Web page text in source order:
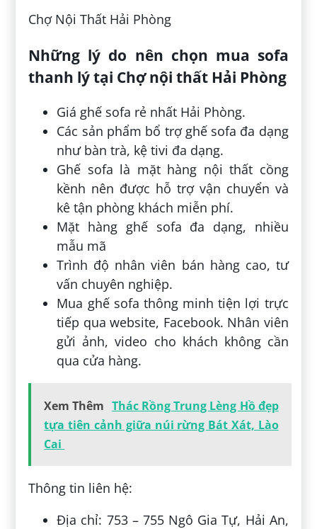
Chợ Nội Thất Hải Phòng
Những lý do nên chọn mua sofa
thanh lý tại Chợ nội thất Hải Phòng
Giá ghế sofa rẻ nhất Hải Phòng.
Các sản phẩm bổ trợ ghế sofa đa dạng
như bàn trà, kệ tivi đa dạng.
Ghế sofa là mặt hàng nội thất cồng
kềnh nên được hỗ trợ vận chuyển và
kê tận phòng khách miễn phí.
Mặt hàng ghế sofa đa dạng, nhiều
mẫu mã
Trình độ nhân viên bán hàng cao, tư
vấn chuyên nghiệp.
Mua ghế sofa thông minh tiện lợi trực
tiếp qua website, Facebook. Nhân viên
gửi ảnh, video cho khách không cần
qua cửa hàng.
Xem Thêm Thác Rồng Trung Lèng Hồ đẹp
tựa tiên cảnh giữa núi rừng Bát Xát, Lào
Cai
Thông tin liên hệ:
Địa chỉ: 753 – 755 Ngô Gia Tự, Hải An,